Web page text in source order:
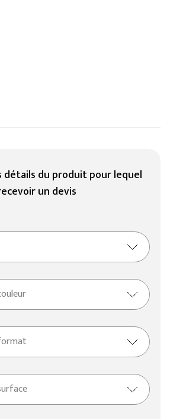
détails du produit pour lequel
un devis